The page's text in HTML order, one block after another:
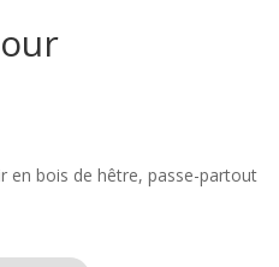
en bois de hêtre, passe-partout